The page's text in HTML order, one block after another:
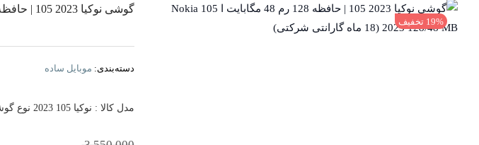
19% تخفیف
گوشی نوکیا 2023 105 | حافظه 128 رم 48 مگابایت ا Nokia 105 2023 128/48 MB (18 ماه گارانتی شرکتی)
دسته‌بندی: موبایل ساده
مدل کالا : نوکیا 105 2023 نوع گوشی : دکمه ای وزن : 78.7 [...]